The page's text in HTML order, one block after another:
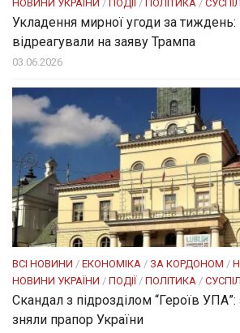
НОВИНИ УКРАЇНИ / ПОДІЇ / ПОЛІТИКА /
Укладення мирної угоди за тиждень:
відреагували на заяву Трампа
03.06.2026
ВСІ НОВИНИ / ЕКОНОМІКА / ЗА КОРДОНОМ /
НОВИНИ УКРАЇНИ / ПОДІЇ / ПОЛІТИКА /
Скандал з підрозділом “Героїв
зняли прапор України